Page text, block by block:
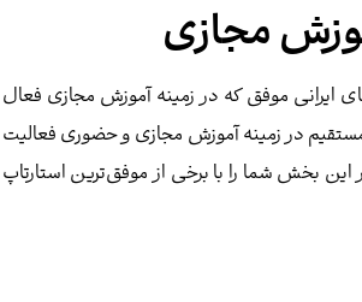
مجازی
ایرانی موفق که در زمینه آموزش مجازی فعال
در زمینه آموزش مجازی و حضوری فعالیت
بخش شما را با برخی از موفق‌ترین استارتاپ